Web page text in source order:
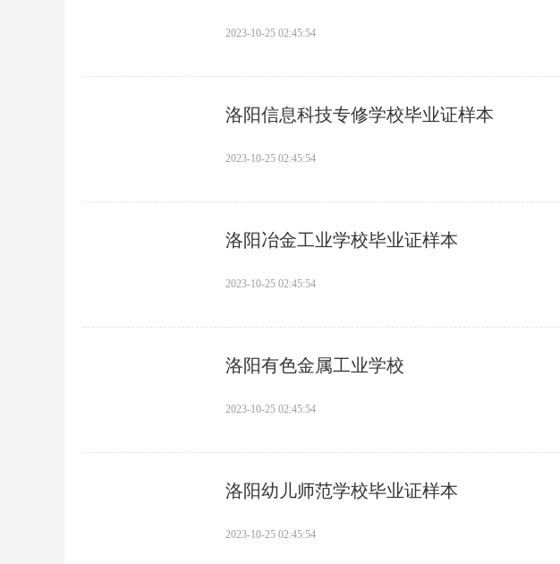
2023-10-25 02:45:54
洛阳信息科技专修学校毕业证样本
2023-10-25 02:45:54
洛阳冶金工业学校毕业证样本
2023-10-25 02:45:54
洛阳有色金属工业学校
2023-10-25 02:45:54
洛阳幼儿师范学校毕业证样本
2023-10-25 02:45:54